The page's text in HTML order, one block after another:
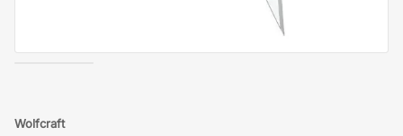
Wolfcraft